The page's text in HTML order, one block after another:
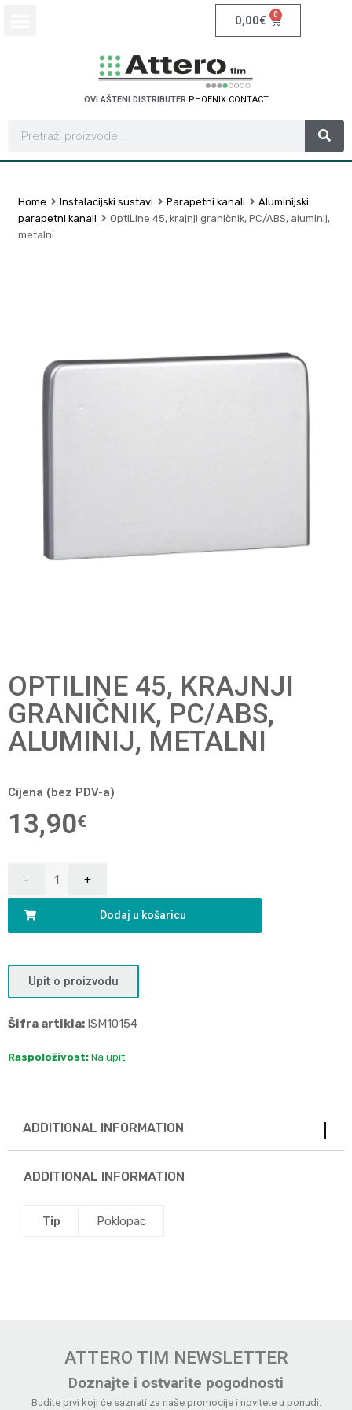
0,00€ 0
OVLAŠTENI DISTRIBUTER PHOENIX CONTACT
Home Instalacijski sustavi Parapetni kanali
Aluminijski
parapetni kanali
OptiLine 45, krajnji graničnik, PC/ABS, aluminij,
metalni
OPTILINE 45, KRAJNJI
GRANIČNIK, PC/ABS,
ALUMINIJ, METALNI
Cijena (bez PDV-a)
13,90€
Dodaj u košaricu
Upit o proizvodu
Šifra artikla: ISM10154
Raspoloživost: Na upit
ADDITIONAL INFORMATION
ADDITIONAL INFORMATION
Tip Poklopac
ATTERO TIM NEWSLETTER
Doznajte i ostvarite pogodnosti
Budite prvi koji će saznati za naše promocije i novitete u ponudi.